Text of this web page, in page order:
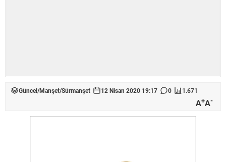
Güncel/Manşet/Sürmanşet 12 Nisan 2020 19:17 0 1.671
A+A-